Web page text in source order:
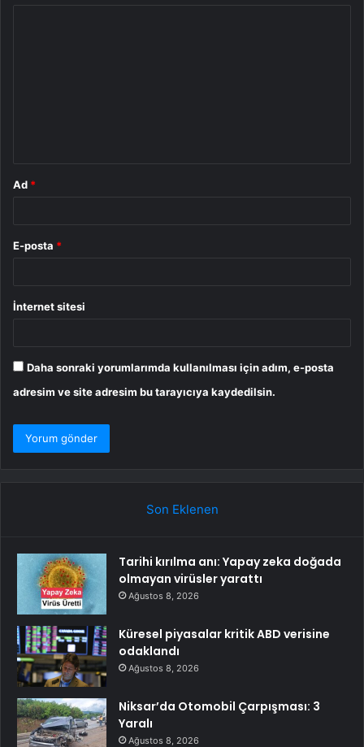
Ad *
E-posta *
İnternet sitesi
Daha sonraki yorumlarımda kullanılması için adım, e-posta
adresim ve site adresim bu tarayıcıya kaydedilsin.
Son Eklenen
Tarihi kırılma anı: Yapay zeka doğada
olmayan virüsler yarattı
Ağustos 8, 2026
Küresel piyasalar kritik ABD verisine
odaklandı
Ağustos 8, 2026
Niksar’da Otomobil Çarpışması: 3
Yaralı
Ağustos 8, 2026